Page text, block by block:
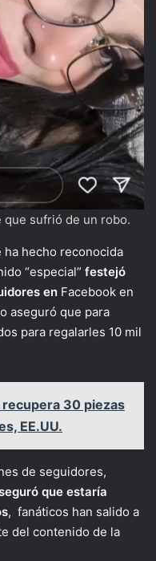
que sufrió de un robo.
hecho reconocida
“especial” festejó
en Facebook en
aseguró que para
para regalarles 10 mil
30 piezas
EE.UU.
de seguidores,
que estaría
, fanáticos han salido a
del contenido de la